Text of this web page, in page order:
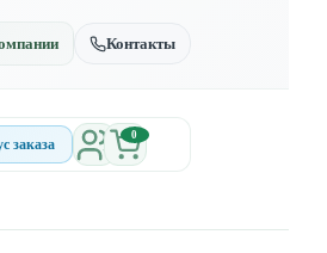
Контакты
заказа
0